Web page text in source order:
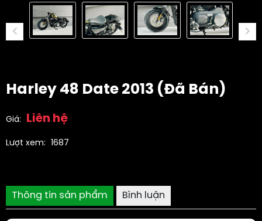
Harley 48 Date 2013 (đã Bán)
Giá: Liên hệ
Lượt xem: 1687
Thông tin sản phẩm Bình luận